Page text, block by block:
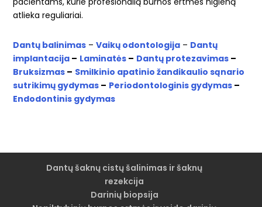
atlieka reguliariai.
Dantų balinimas – Vaikų odontologija – Dantų
implantacija – Laminatės – Dantų protezavimas –
Bruksizmas – Smilkinio apatinio žandikaulio sąnario
sutrikimų gydymas – Periodontologinis gydymas –
Endodontinis gydymas
Dantų šaknų cistų šalinimas ir šaknų
rezekcija
Darinių biopsija